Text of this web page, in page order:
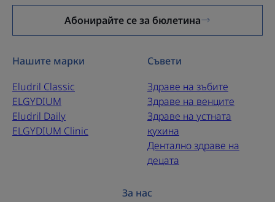
Абонирайте се за бюлетина
Нашите марки
Eludril Classic
ELGYDIUM
Eludril Daily
ELGYDIUM Clinic
Съвети
Здраве на зъбите
Здраве на венците
Здраве на устната
кухина
Дентално здраве на
децата
За нас